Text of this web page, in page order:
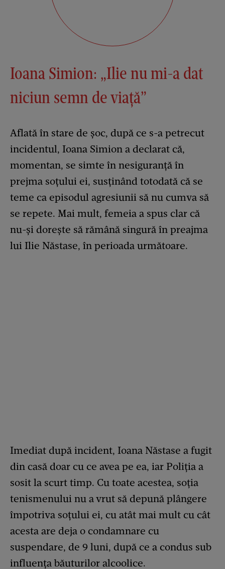
Ioana Simion: „Ilie nu mi-a dat
niciun semn de viață”
Aflată în stare de șoc, după ce s-a petrecut
incidentul, Ioana Simion a declarat că,
momentan, se simte în nesiguranță în
prejma soțului ei, susținând totodată că se
teme ca episodul agresiunii să nu cumva să
se repete. Mai mult, femeia a spus clar că
nu-și dorește să rămână singură în preajma
lui Ilie Năstase, în perioada următoare.
Imediat după incident, Ioana Năstase a fugit
din casă doar cu ce avea pe ea, iar Poliția a
sosit la scurt timp. Cu toate acestea, soția
tenismenului nu a vrut să depună plângere
împotriva soțului ei, cu atât mai mult cu cât
acesta are deja o condamnare cu
suspendare, de 9 luni, după ce a condus sub
influența băuturilor alcoolice.